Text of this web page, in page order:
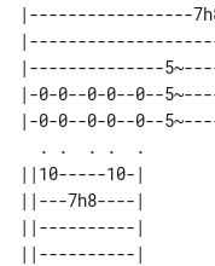
|-----------------
|--------------
|-0-0--0-0--0--
|-0-0--0-0--0--
||10-----10-|
||---7h8----|
||----------|
||----------|